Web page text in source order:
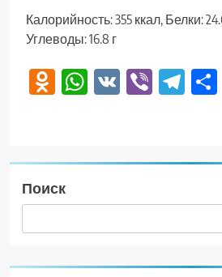
Калорийность: 355 ккал, Белки:
Углеводы: 16.8 г
Odnoklassniki
WhatsApp
VK Viber
Поиск